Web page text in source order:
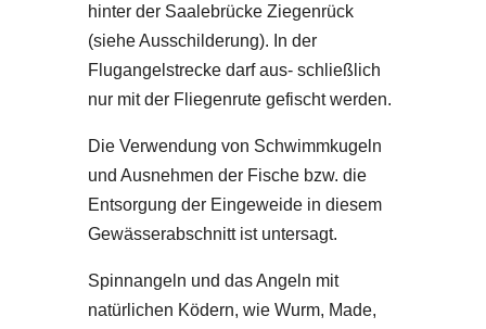
hinter der Saalebrücke Ziegenrück
(siehe Ausschilderung). In der
Flugangelstrecke darf aus- schließlich
nur mit der Fliegenrute gefischt werden.
Die Verwendung von Schwimmkugeln
und Ausnehmen der Fische bzw. die
Entsorgung der Eingeweide in diesem
Gewässerabschnitt ist untersagt.
Spinnangeln und das Angeln mit
natürlichen Ködern, wie Wurm, Made,